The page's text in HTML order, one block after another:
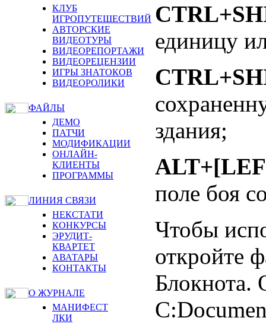
КЛУБ
ИГРОПУТЕШЕСТВИЙ
АВТОРСКИЕ
ВИДЕОТУРЫ
ВИДЕОРЕПОРТАЖИ
ВИДЕОРЕЦЕНЗИИ
ИГРЫ ЗНАТОКОВ
ВИДЕОРОЛИКИ
ФАЙЛЫ
ДЕМО
ПАТЧИ
МОДИФИКАЦИИ
ОНЛАЙН-
КЛИЕНТЫ
ПРОГРАММЫ
ЛИНИЯ СВЯЗИ
НЕКСТАТИ
КОНКУРСЫ
ЭРУДИТ-
КВАРТЕТ
АВАТАРЫ
КОНТАКТЫ
О ЖУРНАЛЕ
МАНИФЕСТ
ЛКИ
единицу
здания;
поле боя
Чтобы
откройте
Блокнота.